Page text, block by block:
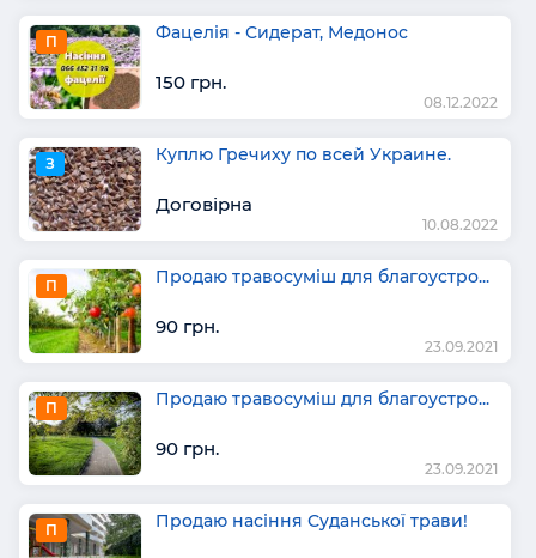
П Фацелія - Сидерат, Медонос
150 грн.
08.12.2022
З Куплю Гречиху по всей Украине.
Договірна
10.08.2022
П Продаю травосуміш для благоустро...
90 грн.
23.09.2021
П Продаю травосуміш для благоустро...
90 грн.
23.09.2021
П Прoдаю насіння Сyданськoї трави!